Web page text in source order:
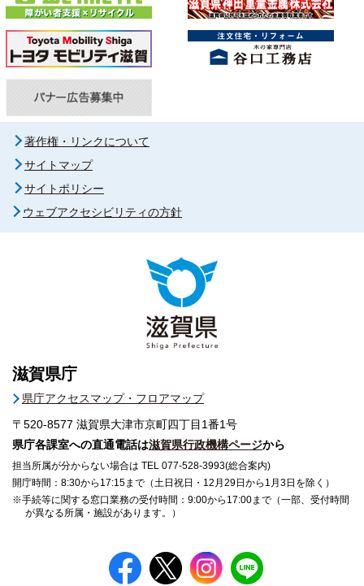
著作権・リンクについて
サイトマップ
サイトポリシー
ウェブアクセシビリティの方針
滋賀県庁
県庁アクセスマップ・フロアマップ
〒520-8577 滋賀県大津市京町四丁目1番1号
県庁各課室への直通電話は滋賀県行政機構ページから
担当所属が分からない場合は TEL 077-528-3993(総合案内)
開庁時間：8:30から17:15まで（土日祝日・12月29日から1月3日を除く）
※手続等に関する窓口業務の受付時間：9:00から17:00まで（一部、受付時間
が異なる所属・施設があります。）